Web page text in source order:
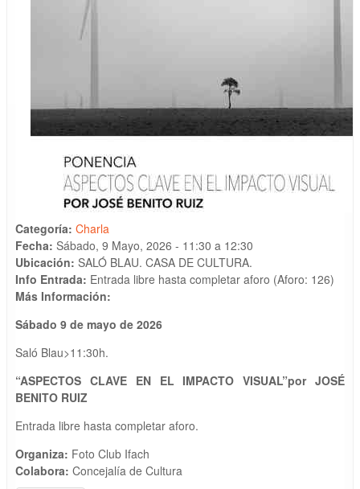
Categoría: Charla
Fecha: Sábado, 9 Mayo, 2026 - 11:30 a 12:30
Ubicación: SALÓ BLAU. CASA DE CULTURA.
Info Entrada: Entrada libre hasta completar aforo (Aforo: 126)
Más Información:
Sábado 9 de mayo de 2026
Saló Blau>11:30h.
“ASPECTOS CLAVE EN EL IMPACTO VISUAL”por JOSÉ
BENITO RUIZ
Entrada libre hasta completar aforo.
Organiza: Foto Club Ifach
Colabora: Concejalía de Cultura